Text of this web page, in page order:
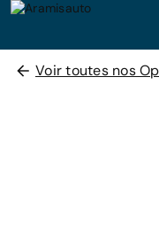
Voir toutes nos